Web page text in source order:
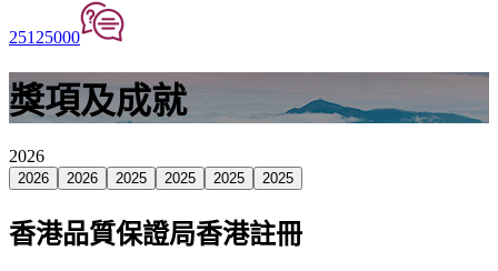
25125000
獎項及成就
2026
2026 2026 2025 2025 2025 2025
香港品質保證局香港註冊